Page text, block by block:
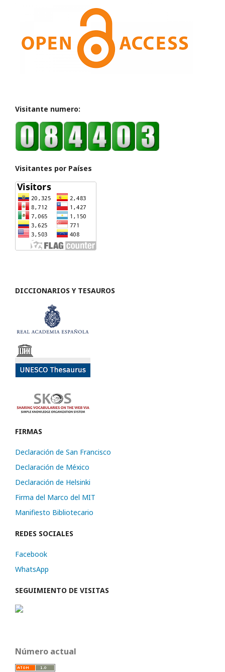
Visitante numero:
Visitantes por Países
DICCIONARIOS Y TESAUROS
FIRMAS
Declaración de San Francisco
Declaración de México
Declaración de Helsinki
Firma del Marco del MIT
Manifiesto Bibliotecario
REDES SOCIALES
Facebook
WhatsApp
SEGUIMIENTO DE VISITAS
Número actual